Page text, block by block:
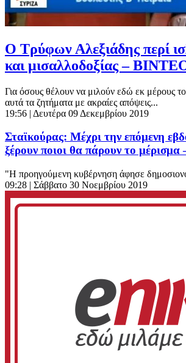
Ο Τρύφων Αλεξιάδης περί
και μισαλλοδοξίας –
Για όσους θέλουν να μιλούν εδώ εκ μέρους
αυτά τα ζητήματα με ακραίες απόψεις...
19:56 | Δευτέρα 09 Δεκεμβρίου 2019
Σταϊκούρας: Μέχρι την επόμενη
ξέρουν ποιοι θα πάρουν το
"Η προηγούμενη κυβέρνηση άφησε
09:28 | Σάββατο 30 Νοεμβρίου 2019